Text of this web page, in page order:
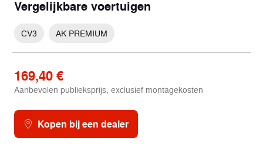
Vergelijkbare voertuigen
CV3 AK PREMIUM
169,40 €
Aanbevolen publieksprijs, exclusief montagekosten
Kopen bij een dealer